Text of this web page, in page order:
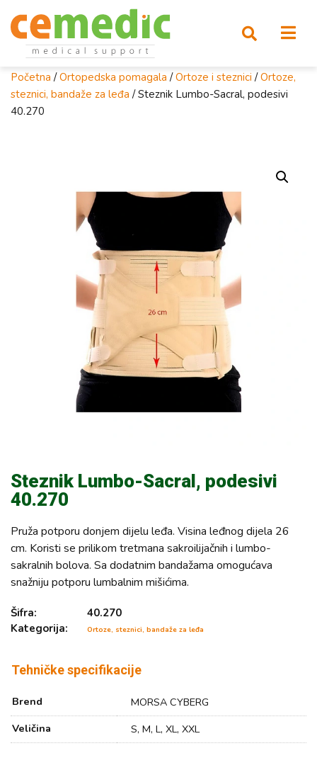
Početna /Ortopedska pomagala /Ortoze i steznici /Ortoze,
steznici, bandaže za leđa / Steznik Lumbo-Sacral, podesivi
40.270
Steznik Lumbo-Sacral, podesivi
40.270
Pruža potporu donjem dijelu leđa. Visina leđnog dijela 26
cm. Koristi se prilikom tretmana sakroilijačnih i lumbo-
sakralnih bolova. Sa dodatnim bandažama omogućava
snažniju potporu lumbalnim mišićima.
Šifra:
40.270
Kategorija:
Ortoze, steznici, bandaže za leđa
Tehničke specifikacije
Brend
MORSA CYBERG
Veličina
S, M, L, XL, XXL